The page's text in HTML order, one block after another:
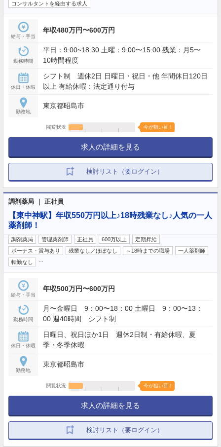
コンサルタントを経由する求人
給与・手当
年収480万円〜600万円
勤務時間
平日：9:00~18:30 土曜：9:00〜15:00 残業：月5〜
10時間程度
休日・休暇
シフト制 週休2日 日曜日・祝日・他 年間休日120日
以上 有給休暇：法定通り付与
勤務地
東京都昭島市
閲覧状況 今が狙い目！
求人の詳細を見る
検討リスト（要ログイン）
調剤薬局 ｜ 正社員
【東中神駅】年収550万円以上♪18時残業なし♪人気の一人
薬剤師！
調剤薬局 管理薬剤師 正社員 600万以上
定期昇給
ボーナス・賞与あり
残業なし／ほぼなし ～18時までの職場
一人薬剤師
転勤なし
給与・手当
年収500万円〜600万円
勤務時間
月〜金曜日 9：00〜18：00 土曜日 9：00〜13：
00 週40時間 シフト制
休日・休暇
日曜日、祝日ほか1日 週休2日制・有給休暇、夏
季・冬季休暇
勤務地
東京都昭島市
閲覧状況 今が狙い目！
求人の詳細を見る
検討リスト（要ログイン）